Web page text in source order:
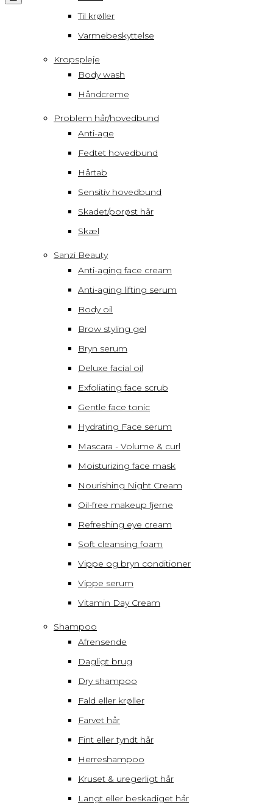
navigation
Til krøller
Varmebeskyttelse
Kropspleje
Body wash
Håndcreme
Problem hår/hovedbund
Anti-age
Fedtet hovedbund
Hårtab
Sensitiv hovedbund
Skadet/porøst hår
Skæl
Sanzi Beauty
Anti-aging face cream
Anti-aging lifting serum
Body oil
Brow styling gel
Bryn serum
Deluxe facial oil
Exfoliating face scrub
Gentle face tonic
Hydrating Face serum
Mascara - Volume & curl
Moisturizing face mask
Nourishing Night Cream
Oil-free makeup fjerne
Refreshing eye cream
Soft cleansing foam
Vippe og bryn conditioner
Vippe serum
Vitamin Day Cream
Shampoo
Afrensende
Dagligt brug
Dry shampoo
Fald eller krøller
Farvet hår
Fint eller tyndt hår
Herreshampoo
Kruset & uregerligt hår
Langt eller beskadiget hår